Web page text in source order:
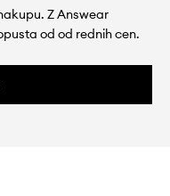
Z Answear
od od rednih cen.